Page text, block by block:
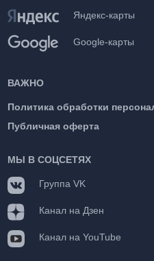
Яндекс-карты
Google-карты
ВАЖНО
Политика обработки
Публичная оферта
МЫ В СОЦСЕТЯХ
Группа VK
Канал на Дзен
Канал на YouTube